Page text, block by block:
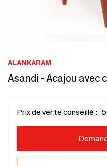
ALANKARAM
Asandi - Acajou avec
Prix de vente conseillé :